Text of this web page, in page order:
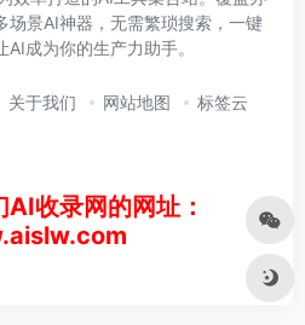
场景AI神器，无需繁琐搜索，一键
成为你的生产力助手。
关于我们 网站地图 标签云
收录网的网址：